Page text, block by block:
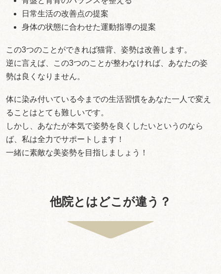
日常生活の改善点の提案
身体の状態に合わせた運動指導の提案
この3つのことができれば猫背、姿勢は改善します。
逆に言えば、この3つのことが整わなければ、あなたの姿
勢は良くなりません。
体に染み付いている今までの生活習慣をあなた一人で変え
ることはとても難しいです。
しかし、あなたが本気で姿勢を良くしたいというのなら
ば、私は全力でサポートします！
一緒に素敵な美姿勢を目指しましょう！
他院とはどこが違う？